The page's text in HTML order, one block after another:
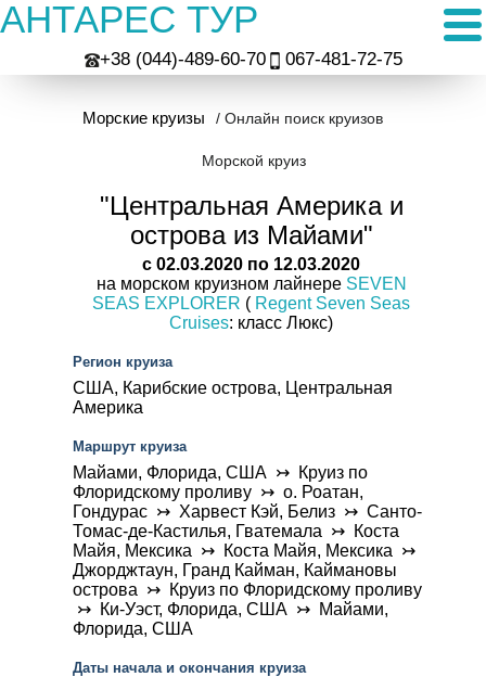
АНТАРЕС ТУР
+38 (044)-489-60-70 067-481-72-75
Морские круизы / Онлайн поиск круизов
Морской круиз
"Центральная Америка и
острова из Майами"
c 02.03.2020 по 12.03.2020
на морском круизном лайнере SEVEN
SEAS EXPLORER ( Regent Seven Seas
Cruises: класс Люкс)
Регион круиза
США, Карибские острова, Центральная
Америка
Маршрут круиза
Майами, Флорида, США ↣ Круиз по
Флоридскому проливу ↣ о. Роатан,
Гондурас ↣ Харвест Кэй, Белиз ↣ Санто-
Томас-де-Кастилья, Гватемала ↣ Коста
Майя, Мексика ↣ Коста Майя, Мексика ↣
Джорджтаун, Гранд Кайман, Каймановы
острова ↣ Круиз по Флоридскому проливу
↣ Ки-Уэст, Флорида, США ↣ Майами,
Флорида, США
Даты начала и окончания круиза